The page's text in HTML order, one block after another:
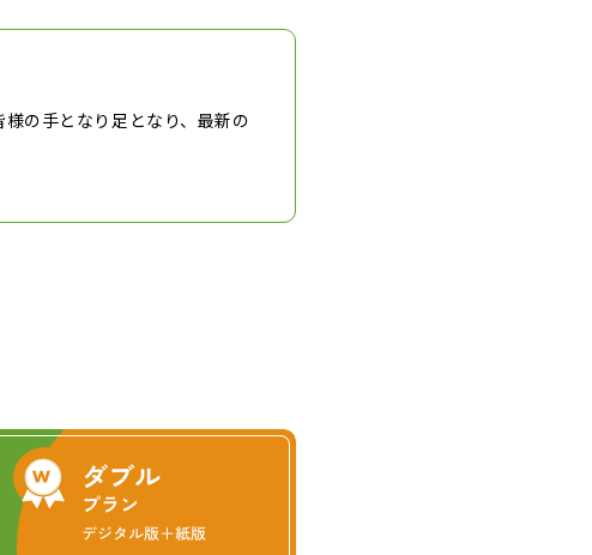
の手となり足となり、最新の